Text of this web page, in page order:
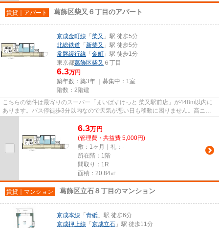
賃貸｜アパート 葛飾区柴又６丁目のアパート
京成金町線 「 柴又 」駅 徒歩5分
北総鉄道 「 新柴又 」駅 徒歩5分
常磐緩行線 「 金町 」駅 徒歩1分
東京都葛飾区柴又 ６丁目
6.3万円
築年数：築3年 ｜募集中： 1室
階数：2階建
こちらの物件は最寄りのスーパー「まいばすけっと 柴又駅前店」が448m以内に
あります。バス停徒歩3分以内なので天気が悪い日も移動に困りません。高ニー
6.3万円
(管理費・共益費 5,000円)
敷：1ヶ月｜礼：-
所在階：1階
間取り：1R
面積：20.84㎡
賃貸｜マンション 葛飾区立石８丁目のマンション
京成本線 「 青砥 」駅 徒歩6分
京成押上線 「 京成立石 」駅 徒歩11分